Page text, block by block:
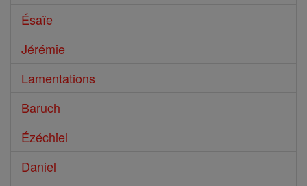
Ésaïe
Jérémie
Lamentations
Baruch
Ézéchiel
Daniel